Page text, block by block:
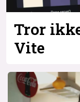
Tror
Vite